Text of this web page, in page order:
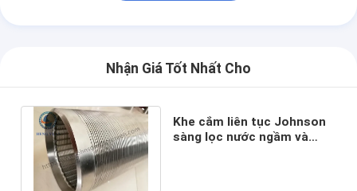
Nhận Giá Tốt Nhất Cho
Khe cắm liên tục Johnson
sàng lọc nước ngầm và